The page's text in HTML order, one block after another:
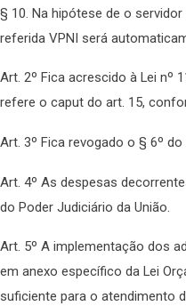
§ 10. Na hipótese de o
referida VPNI será
Art. 2º Fica acrescido à Lei nº
refere o caput do art. 15,
Art. 3º Fica revogado o § 6º
Art. 4º As despesas
do Poder Judiciário da União.
Art. 5º A implementação dos
em anexo específico da Lei
suficiente para o atendimento